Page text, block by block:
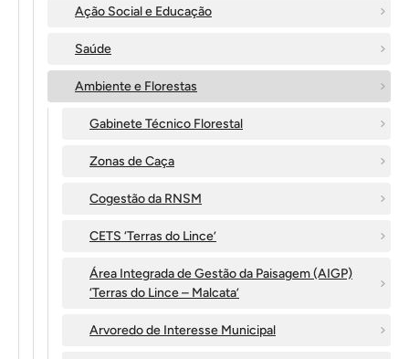
Ação Social e Educação
Saúde
Ambiente e Florestas
Gabinete Técnico Florestal
Zonas de Caça
Cogestão da RNSM
CETS ‘Terras do Lince’
Área Integrada de Gestão da Paisagem (AIGP)
‘Terras do Lince – Malcata’
Arvoredo de Interesse Municipal